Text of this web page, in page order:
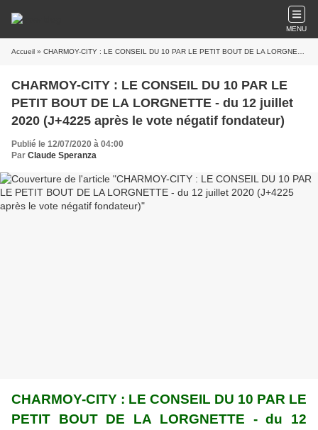
MENU
Accueil » CHARMOY-CITY : LE CONSEIL DU 10 PAR LE PETIT BOUT DE LA LORGNETTE - du 12 juillet 2020 (J+4225 après le vote négatif fondateur)
CHARMOY-CITY : LE CONSEIL DU 10 PAR LE
PETIT BOUT DE LA LORGNETTE - du 12 juillet
2020 (J+4225 après le vote négatif fondateur)
Publié le 12/07/2020 à 04:00
Par Claude Speranza
CHARMOY-CITY : LE CONSEIL DU 10 PAR LE
PETIT BOUT DE LA LORGNETTE - du 12